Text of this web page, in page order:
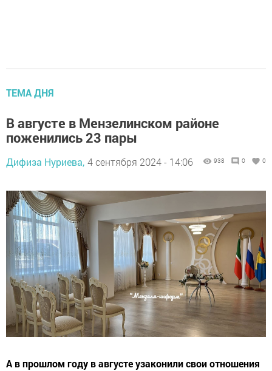
ТЕМА ДНЯ
В августе в Мензелинском районе
поженились 23 пары
Дифиза Нуриева, 4 сентября 2024 - 14:06 938 0 0
А в прошлом году в августе узаконили свои отношения